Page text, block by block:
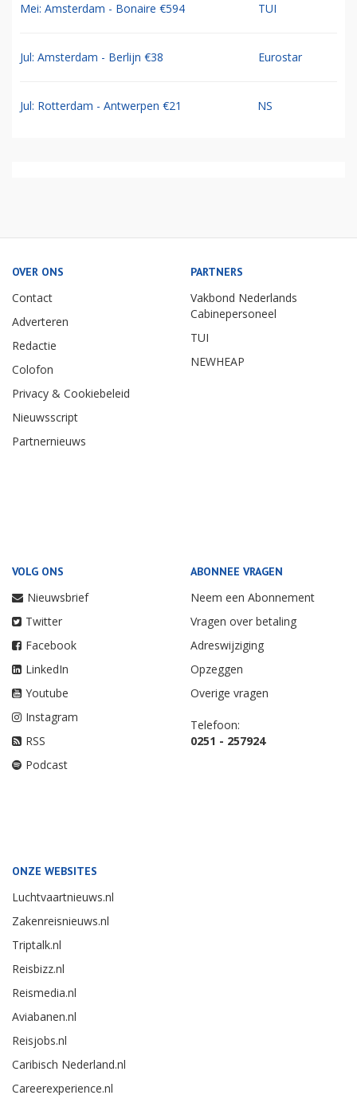
Mei: Amsterdam - Bonaire €594 TUI
Jul: Amsterdam - Berlijn €38 Eurostar
Jul: Rotterdam - Antwerpen €21 NS
OVER ONS
Contact
Adverteren
Redactie
Colofon
Privacy & Cookiebeleid
Nieuwsscript
Partnernieuws
PARTNERS
Vakbond Nederlands
Cabinepersoneel
TUI
NEWHEAP
VOLG ONS
Nieuwsbrief
Twitter
Facebook
LinkedIn
Youtube
Instagram
RSS
Podcast
ABONNEE VRAGEN
Neem een Abonnement
Vragen over betaling
Adreswijziging
Opzeggen
Overige vragen
Telefoon:
0251 - 257924
ONZE WEBSITES
Luchtvaartnieuws.nl
Zakenreisnieuws.nl
Triptalk.nl
Reisbizz.nl
Reismedia.nl
Aviabanen.nl
Reisjobs.nl
Caribisch Nederland.nl
Careerexperience.nl